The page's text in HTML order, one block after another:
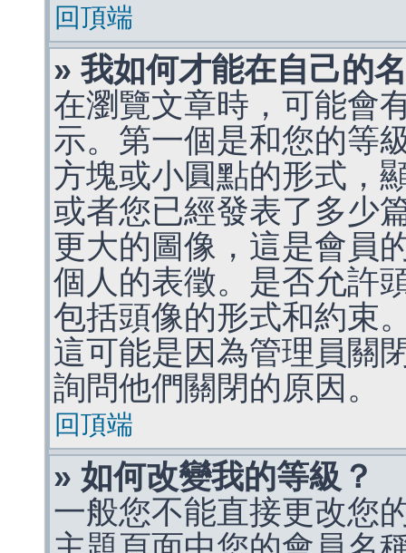
回頂端
» 我如何才能在自己的
在瀏覽文章時，可能會
示。第一個是和您的等
方塊或小圓點的形式，
或者您已經發表了多少
更大的圖像，這是會員
個人的表徵。是否允許
包括頭像的形式和約束
這可能是因為管理員關
詢問他們關閉的原因。
回頂端
» 如何改變我的等級？
一般您不能直接更改您